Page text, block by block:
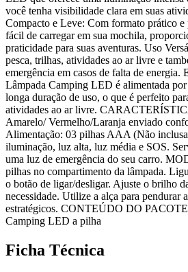
você tenha visibilidade clara em suas
Compacto e Leve: Com formato prático e
fácil de carregar em sua mochila,
praticidade para suas aventuras. Uso
pesca, trilhas, atividades ao ar livre e
emergência em casos de falta de energia.
Lâmpada Camping LED é alimentada
longa duração de uso, o que é perfeito
atividades ao ar livre.
Amarelo/ Vermelho/Laranja enviado
Alimentação: 03 pilhas AAA (Não
iluminação, luz alta, luz média e SOS.
uma luz de emergência do seu carro.
pilhas no compartimento da lâmpada.
o botão de ligar/desligar. Ajuste o brilho
necessidade. Utilize a alça para pendurar
estratégicos. CONTEÚDO DO
Camping LED a pilha
Ficha Técnica